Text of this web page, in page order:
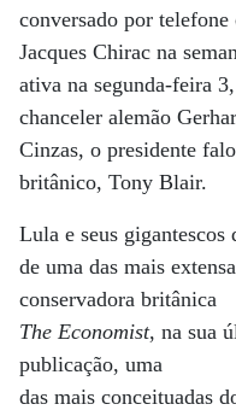
conversado por
Jacques Chirac na
ativa na segunda-feira
chanceler alemão
Cinzas, o presidente
britânico, Tony Blair.
Lula e seus gigantescos
de uma das mais
conservadora britânica
The Economist, na sua
publicação, uma
das mais conceituadas